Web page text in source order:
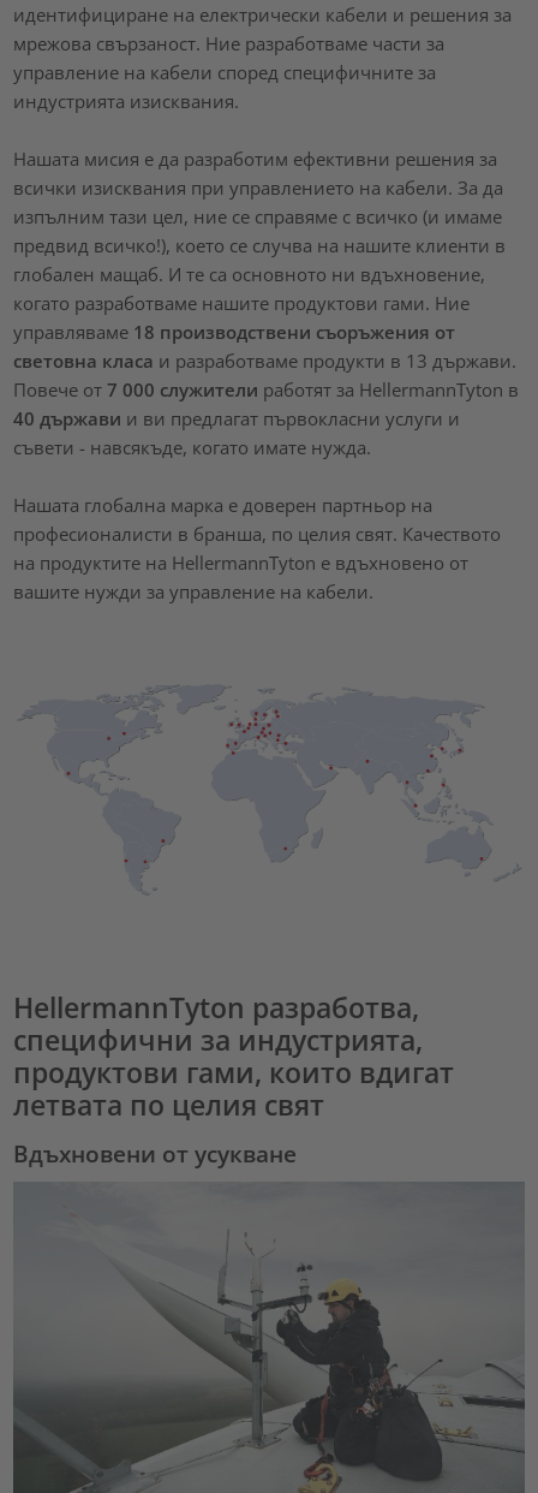
идентифициране на електрически кабели и решения за
мрежова свързаност. Ние разработваме части за
управление на кабели според специфичните за
индустрията изисквания.
Нашата мисия е да разработим ефективни решения за
всички изисквания при управлението на кабели. За да
изпълним тази цел, ние се справяме с всичко (и имаме
предвид всичко!), което се случва на нашите клиенти в
глобален мащаб. И те са основното ни вдъхновение,
когато разработваме нашите продуктови гами. Ние
управляваме 18 производствени съоръжения от
световна класа и разработваме продукти в 13 държави.
Повече от7 000 служители работят за HellermannTyton в
40 държави и ви предлагат първокласни услуги и
съвети - навсякъде, когато имате нужда.
Нашата глобална марка е доверен партньор на
професионалисти в бранша, по целия свят. Качеството
на продуктите на HellermannTyton е вдъхновено от
вашите нужди за управление на кабели.
HellermannTyton разработва,
специфични за индустрията,
продуктови гами, които вдигат
летвата по целия свят
Вдъхновени от усукване